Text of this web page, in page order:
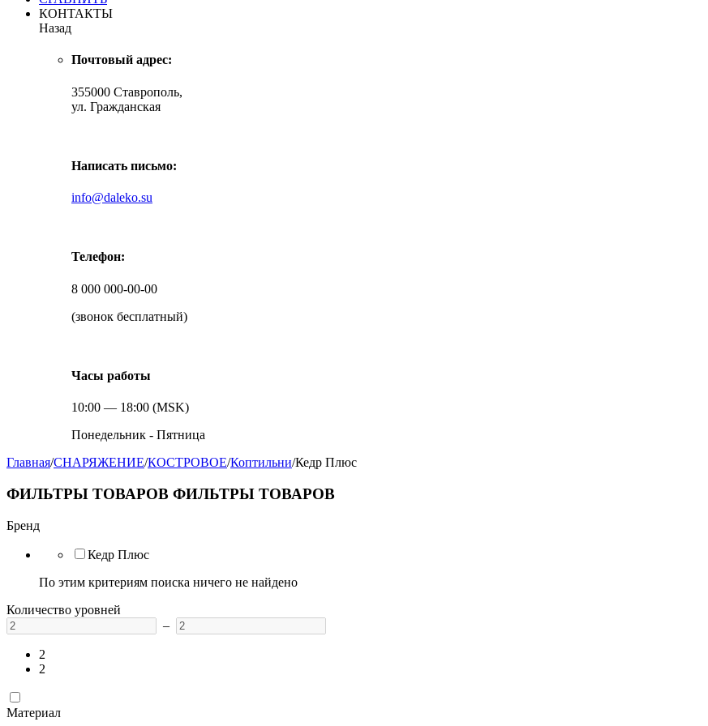
КОНТАКТЫ
Назад
Почтовый адрес:
355000 Ставрополь,
ул. Гражданская
Написать письмо:
info@daleko.su
Телефон:
8 000 000-00-00
(звонок бесплатный)
Часы работы
10:00 — 18:00 (MSK)
Понедельник - Пятница
Главная/СНАРЯЖЕНИЕ/КОСТРОВОЕ/Коптильни/Кедр Плюс
ФИЛЬТРЫ ТОВАРОВ ФИЛЬТРЫ ТОВАРОВ
Бренд
Кедр Плюс
По этим критериям поиска ничего не найдено
Количество уровней
–
2
2
Материал